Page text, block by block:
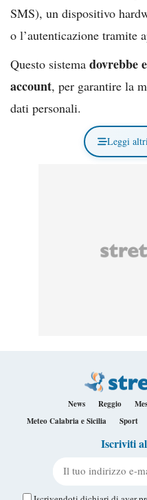
SMS), un dispositivo
o l’autenticazione tramite
Questo sistema dovrebbe
account, per garantire la
dati personali.
Leggi
News Reggio
Meteo Calabria e Sicilia
Sport
Iscriviti